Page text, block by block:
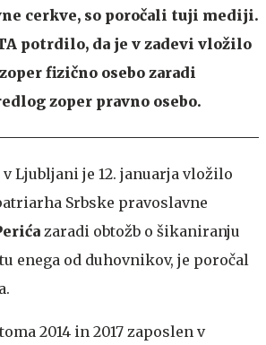
cerkve, so poročali tuji mediji.
potrdilo, da je v zadevi vložilo
fizično osebo zaradi
zoper pravno osebo.
Ljubljani je 12. januarja vložilo
Srbske pravoslavne
zaradi obtožb o šikaniranju
enega od duhovnikov, je poročal
2014 in 2017 zaposlen v